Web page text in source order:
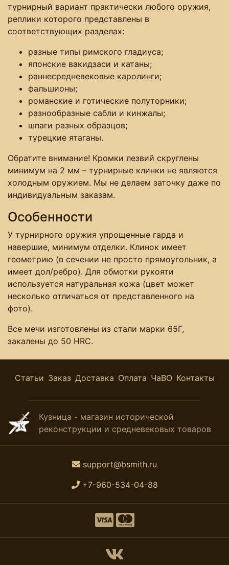
турнирный вариант практически любого оружия,
реплики которого представлены в
соответствующих разделах:
разные типы римского гладиуса;
японские вакидзаси и катаны;
раннесредневековые каролинги;
фальшионы;
романские и готические полуторники;
разнообразные сабли и кинжалы;
шпаги разных образцов;
турецкие ятаганы.
Обратите внимание! Кромки лезвий скруглены
минимум на 2 мм – турнирные клинки не являются
холодным оружием. Мы не делаем заточку даже по
индивидуальным заказам.
Особенности
У турнирного оружия упрощенные гарда и
навершие, минимум отделки. Клинок имеет
геометрию (в сечении не просто прямоугольник, а
имеет дол/ребро). Для обмотки рукояти
используется натуральная кожа (цвет может
несколько отличаться от представленного на
фото).
Все мечи изготовлены из стали марки 65Г,
закалены до 50 HRC.
Статьи Заказ Доставка Оплата ЧаВО Контакты
Кузница - магазин исторической
реконструкции и средневековых товаров
support@bsmith.ru
+7-960-534-04-88